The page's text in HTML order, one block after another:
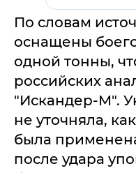
По словам
оснащены
одной тонны,
российских
"Искандер-М".
не уточняла,
была
после удара